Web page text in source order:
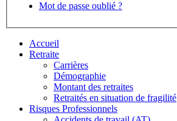
Mot de passe oublié ?
Accueil
Retraite
Carrières
Démographie
Montant des retraites
Retraités en situation de fragilité
Risques Professionnels